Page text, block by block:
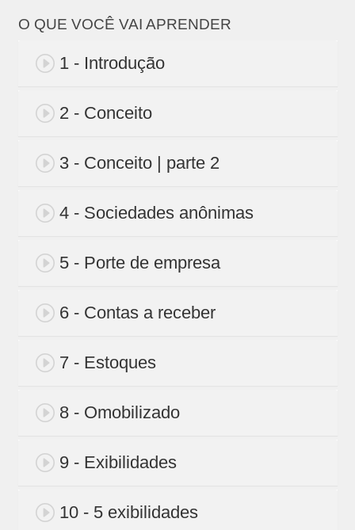
O QUE VOCÊ VAI APRENDER
1 - Introdução
2 - Conceito
3 - Conceito | parte 2
4 - Sociedades anônimas
5 - Porte de empresa
6 - Contas a receber
7 - Estoques
8 - Omobilizado
9 - Exibilidades
10 - 5 exibilidades